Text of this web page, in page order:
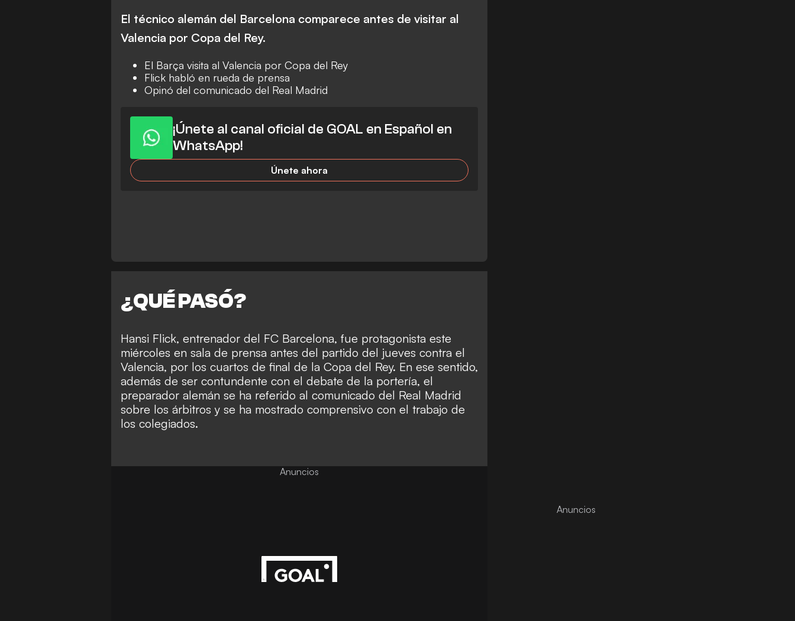
El técnico alemán del Barcelona comparece antes de visitar al
Valencia por Copa del Rey.
El Barça visita al Valencia por Copa del Rey
Flick habló en rueda de prensa
Opinó del comunicado del Real Madrid
¡Únete al canal oficial de GOAL en Español en
WhatsApp!
Únete ahora
¿QUÉ PASÓ?
Hansi Flick, entrenador del FC Barcelona, fue protagonista este
miércoles en sala de prensa antes del partido del jueves contra el
Valencia, por los cuartos de final de la Copa del Rey. En ese sentido,
además de ser contundente con el debate de la portería, el
preparador alemán se ha referido al comunicado del Real Madrid
sobre los árbitros y se ha mostrado comprensivo con el trabajo de
los colegiados.
Anuncios